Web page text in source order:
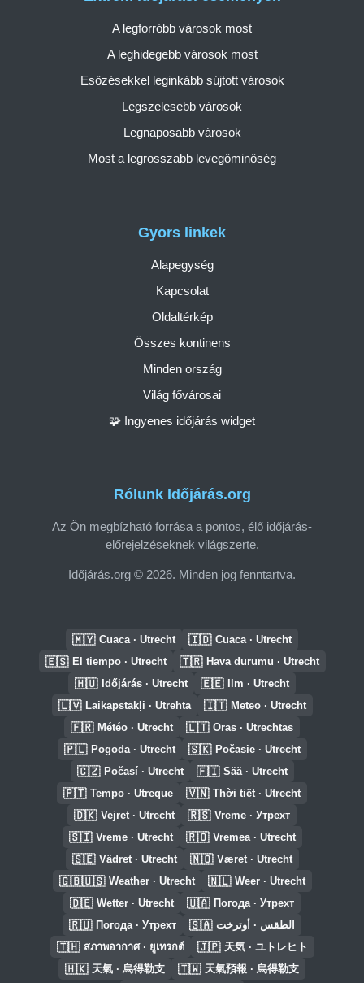
Rólunk Időjárás.org
Az Ön megbízható forrása a pontos, élő időjárás-
előrejelzéseknek világszerte.
Időjárás.org © 2026. Minden jog fenntartva.
Gyors linkek
Alapegység
Kapcsolat
Oldaltérkép
Összes kontinens
Minden ország
Világ fővárosai
🧩 Ingyenes időjárás widget
A legforróbb városok most
A leghidegebb városok most
Esőzésekkel leginkább sújtott városok
Legszelesebb városok
Legnaposabb városok
Most a legrosszabb levegőminőség
🇲🇾 Cuaca · Utrecht 🇮🇩 Cuaca · Utrecht
🇪🇸 El tiempo · Utrecht 🇹🇷 Hava durumu · Utrecht
🇭🇺 Időjárás · Utrecht 🇪🇪 Ilm · Utrecht
🇱🇻 Laikapstākļi · Utrehta 🇮🇹 Meteo · Utrecht
🇫🇷 Météo · Utrecht 🇱🇹 Oras · Utrechtas
🇵🇱 Pogoda · Utrecht 🇸🇰 Počasie · Utrecht
🇨🇿 Počasí · Utrecht 🇫🇮 Sää · Utrecht
🇵🇹 Tempo · Utreque 🇻🇳 Thời tiết · Utrecht
🇩🇰 Vejret · Utrecht 🇷🇸 Vreme · Утрехт
🇸🇮 Vreme · Utrecht 🇷🇴 Vremea · Utrecht
🇸🇪 Vädret · Utrecht 🇳🇴 Været · Utrecht
🇬🇧🇺🇸 Weather · Utrecht 🇳🇱 Weer · Utrecht
🇩🇪 Wetter · Utrecht 🇺🇦 Погода · Утрехт
🇷🇺 Погода · Утрехт 🇸🇦 الطقس · أوترخت
🇹🇭 สภาพอากาศ · ยูเทรกต์ 🇯🇵 天気 · ユトレヒト
🇭🇰 天氣 · 烏得勒支 🇹🇼 天氣預報 · 烏得勒支